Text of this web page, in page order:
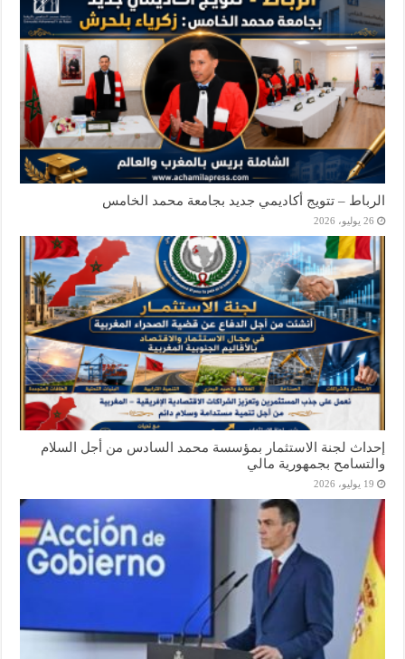
الرباط – تتويج أكاديمي جديد بجامعة محمد الخامس
26 يوليو، 2026
إحداث لجنة الاستثمار بمؤسسة محمد السادس من أجل السلام
والتسامح بجمهورية مالي
19 يوليو، 2026